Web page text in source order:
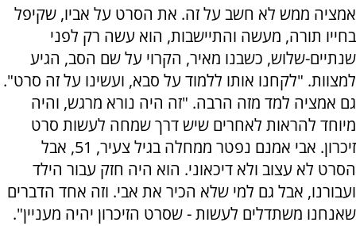
אמציה ממש לא חשב על זה. את הסרט על אביו, שקיפל
בחייו תורה, מעשה והתיישבות, הוא עשה רק לפני
שנתיים-שלוש, כשבנו מאיר, הקרוי על שם הסב, הגיע
למצוות. "לקחנו אותו ללמוד על סבא, ועשינו על זה סרט".
גם אמציה למד מזה הרבה. "זה היה נורא מרגש, והיה
מיוחד להראות לאחרים שיש דרך שמחה לעשות סרט
זיכרון. אבי אמנם נפטר ממחלה בגיל צעיר, 51, אבל
הסרט לא עצוב ולא דיכאוני. הוא היה חזק עבור הילד
ועבורנו, אבל גם למי שלא הכיר את אבי. וזה אחד הדברים
שאנחנו משתדלים לעשות - שסרט הזיכרון יהיה מעניין".